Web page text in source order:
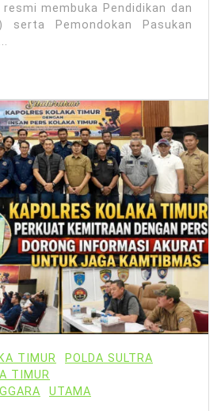
resmi membuka Pendidikan dan
serta Pemondokan Pasukan
TIMUR
POLDA SULTRA
TIMUR
UTAMA